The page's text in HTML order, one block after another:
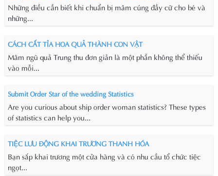
Những điều cần biết khi chuẩn bị mâm cúng đầy cữ cho bé và
những...
CÁCH CẮT TỈA HOA QUẢ THÀNH CON VẬT
Mâm ngũ quả Trung thu đơn giản là một phần không thể thiếu
vào mỗi...
Submit Order Star of the wedding Statistics
Are you curious about ship order woman statistics? These types
of statistics can help you...
TIỆC LƯU ĐỘNG KHAI TRƯƠNG THANH HÓA
Bạn sắp khai trương một cửa hàng và có nhu cầu tổ chức tiệc
ngọt...